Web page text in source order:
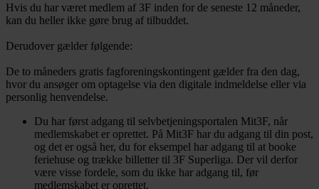
Hvis du har været medlem af 3F inden for de seneste 12 måneder,
kan du heller ikke gøre brug af tilbuddet.
Derudover gælder følgende:
De to måneders gratis fagforeningskontingent gælder fra den dag,
hvor du ansøger om optagelse via den digitale indmeldelse eller via
personlig henvendelse.
Du har først adgang til selvbetjeningsportalen Mit3F, når
medlemskabet er oprettet. På Mit3F har du adgang til din post,
og det er også her, du for eksempel har adgang til at booke
feriehuse og trække billetter til 3F Superliga. Der vil derfor
være visse fordele, som du ikke har adgang til, før
medlemskabet er oprettet.